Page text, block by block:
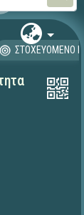
ΣΤΟΧΕΥΟΜΕΝΟ